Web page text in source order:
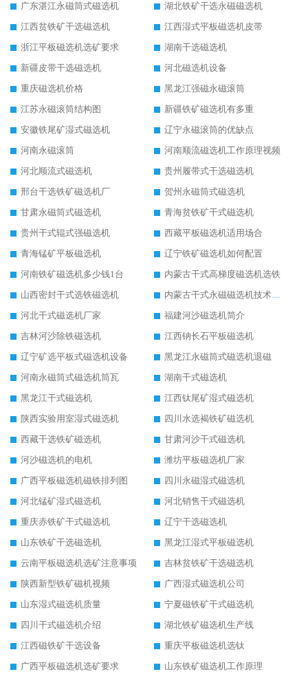
广东湛江永磁筒式磁选机
湖北铁矿干选永磁磁选机
江西贫铁矿干选磁选机
江西湿式平板磁选机皮带
浙江平板磁选机选矿要求
湖南干选磁选机
新疆皮带干选磁选机
河北磁选机设备
重庆磁选机价格
黑龙江强磁永磁滚筒
江苏永磁滚筒结构图
新疆铁矿磁选机有多重
安徽铁尾矿湿式磁选机
辽宁永磁滚筒的优缺点
河南永磁滚筒
河南顺流磁选机工作原理视频
河北顺流式磁选机
贵州履带式干选磁选机
邢台干选铁矿磁选机厂
贺州永磁筒式磁选机
甘肃永磁筒式磁选机
青海贫铁矿干式磁选机
贵州干式辊式强磁选机
西藏平板磁选机适用场合
青海锰矿平板磁选机
辽宁铁矿磁选机如何配置
河南铁矿磁选机多少钱1台
内蒙古干式高梯度磁选机选铁
山西密封干式选铁磁选机
内蒙古干式永磁磁选机技术要求
河北干式磁选机厂家
福建河沙磁选机简介
吉林河沙除铁磁选机
江西钠长石平板磁选机
辽宁矿选平板式磁选机设备
黑龙江永磁筒式磁选机退磁
河南永磁筒式磁选机筒瓦
湖南干式磁选机
黑龙江干式磁选机
江西钛尾矿湿式磁选机
陕西实验用室湿式磁选机
四川水选褐铁矿磁选机
西藏干选铁矿磁选机
甘肃河沙干式磁选机
河沙磁选机的电机
潍坊平板磁选机厂家
广西平板磁选机磁铁排列图
四川永磁湿式磁选机
河北锰矿湿式磁选机
河北销售干式磁选机
重庆赤铁矿干式磁选机
辽宁干选磁选机
山东铁矿干选磁选机
黑龙江湿式平板磁选机
云南平板磁选机选矿注意事项
吉林贫铁矿干选磁选机
陕西新型铁矿磁机视频
广西湿式磁选机公司
山东湿式磁选机质量
宁夏磁铁矿干式磁选机
四川干式磁选机介绍
湖北铁矿磁选机生产线
江西磁铁矿干选设备
重庆平板磁选机选钛
广西平板磁选机选矿要求
山东铁矿磁选机工作原理